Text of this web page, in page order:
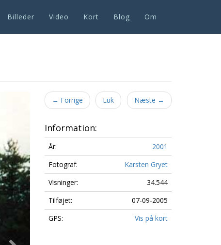
Billeder Video Kort Blog Om
← Forrige Luk Næste →
Information:
År:
2001
Fotograf:
Karsten Gryet
Visninger:
34.544
Tilføjet:
07-09-2005
GPS:
Vis på kort